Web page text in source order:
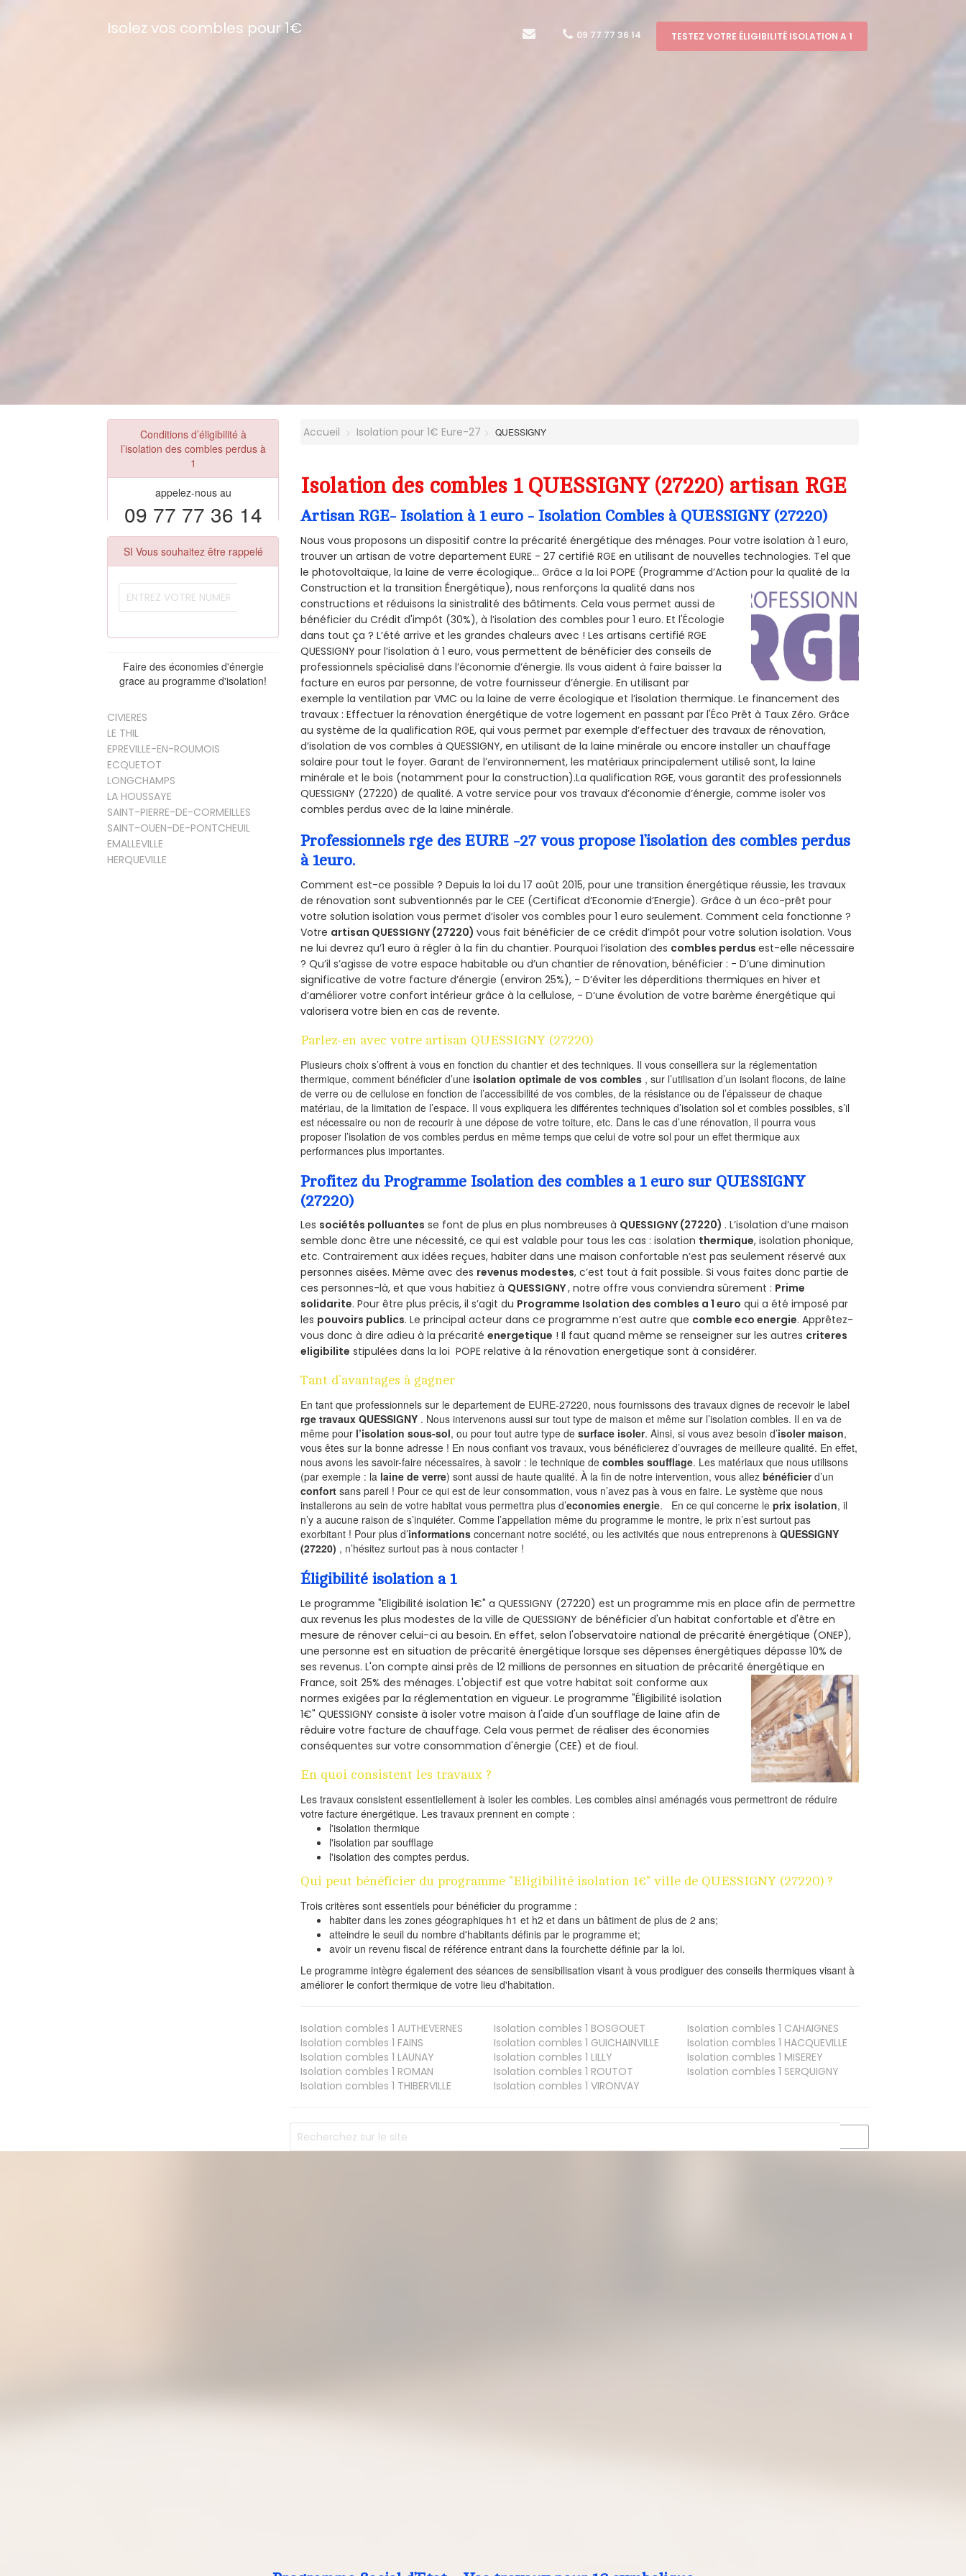
Isolez vos combles pour 1€ 09 77 77 36 14 TESTEZ VOTRE ÉLIGIBILITÉ ISOLATION A 1
Conditions d’éligibilité à
l’isolation des combles perdus à
1
appelez-nous au
09 77 77 36 14
SI Vous souhaitez être rappelé
Faire des économies d'énergie
grace au programme d'isolation!
CIVIERES
LE THIL
EPREVILLE-EN-ROUMOIS
ECQUETOT
LONGCHAMPS
LA HOUSSAYE
SAINT-PIERRE-DE-CORMEILLES
SAINT-OUEN-DE-PONTCHEUIL
EMALLEVILLE
HERQUEVILLE
Accueil Isolation pour 1€ Eure-27 QUESSIGNY
Isolation des combles 1 QUESSIGNY (27220) artisan RGE
Artisan RGE- Isolation à 1 euro - Isolation Combles à QUESSIGNY (27220)
Nous vous proposons un dispositif contre la précarité énergétique des ménages. Pour votre isolation à 1 euro,
trouver un artisan de votre departement EURE - 27 certifié RGE en utilisant de nouvelles technologies. Tel que
le photovoltaïque, la laine de verre écologique... Grâce a la loi POPE (Programme d’Action pour la qualité de la
Construction et la transition Énergétique), nous renforçons la qualité dans nos
constructions et réduisons la sinistralité des bâtiments. Cela vous permet aussi de
bénéficier du Crédit d'impôt (30%), à l’isolation des combles pour 1 euro. Et l'Écologie
dans tout ça ? L’été arrive et les grandes chaleurs avec ! Les artisans certifié RGE
QUESSIGNY pour l’isolation à 1 euro, vous permettent de bénéficier des conseils de
professionnels spécialisé dans l’économie d’énergie. Ils vous aident à faire baisser la
facture en euros par personne, de votre fournisseur d’énergie. En utilisant par
exemple la ventilation par VMC ou la laine de verre écologique et l’isolation thermique. Le financement des
travaux : Effectuer la rénovation énergétique de votre logement en passant par l'Éco Prêt à Taux Zéro. Grâce
au système de la qualification RGE, qui vous permet par exemple d’effectuer des travaux de rénovation,
d’isolation de vos combles à QUESSIGNY, en utilisant de la laine minérale ou encore installer un chauffage
solaire pour tout le foyer. Garant de l’environnement, les matériaux principalement utilisé sont, la laine
minérale et le bois (notamment pour la construction).La qualification RGE, vous garantit des professionnels
QUESSIGNY (27220) de qualité. A votre service pour vos travaux d’économie d’énergie, comme isoler vos
combles perdus avec de la laine minérale.
Professionnels rge des EURE -27 vous propose l’isolation des combles perdus
à 1euro.
Comment est-ce possible ? Depuis la loi du 17 août 2015, pour une transition énergétique réussie, les travaux
de rénovation sont subventionnés par le CEE (Certificat d’Economie d’Energie). Grâce à un éco-prêt pour
votre solution isolation vous permet d’isoler vos combles pour 1 euro seulement. Comment cela fonctionne ?
Votre artisan QUESSIGNY (27220)vous fait bénéficier de ce crédit d’impôt pour votre solution isolation. Vous
ne lui devrez qu’1 euro à régler à la fin du chantier. Pourquoi l’isolation des combles perdusest-elle nécessaire
? Qu’il s’agisse de votre espace habitable ou d’un chantier de rénovation, bénéficier : - D’une diminution
significative de votre facture d’énergie (environ 25%), - D’éviter les déperditions thermiques en hiver et
d’améliorer votre confort intérieur grâce à la cellulose, - D’une évolution de votre barème énergétique qui
valorisera votre bien en cas de revente.
Parlez-en avec votre artisan QUESSIGNY (27220)
Plusieurs choix s’offrent à vous en fonction du chantier et des techniques. Il vous conseillera sur la réglementation
thermique, comment bénéficier d’une isolation optimale de vos combles , sur l’utilisation d’un isolant flocons, de laine
de verre ou de cellulose en fonction de l’accessibilité de vos combles, de la résistance ou de l’épaisseur de chaque
matériau, de la limitation de l’espace. Il vous expliquera les différentes techniques d’isolation sol et combles possibles, s’il
est nécessaire ou non de recourir à une dépose de votre toiture, etc. Dans le cas d’une rénovation, il pourra vous
proposer l’isolation de vos combles perdus en même temps que celui de votre sol pour un effet thermique aux
performances plus importantes.
Profitez du Programme Isolation des combles a 1 euro sur QUESSIGNY
(27220)
Les sociétés polluantes se font de plus en plus nombreuses à QUESSIGNY (27220) . L’isolation d’une maison
semble donc être une nécessité, ce qui est valable pour tous les cas : isolation thermique, isolation phonique,
etc. Contrairement aux idées reçues, habiter dans une maison confortable n’est pas seulement réservé aux
personnes aisées. Même avec des revenus modestes, c’est tout à fait possible. Si vous faites donc partie de
ces personnes-là, et que vous habitiez à QUESSIGNY, notre offre vous conviendra sûrement : Prime
solidarite. Pour être plus précis, il s’agit du Programme Isolation des combles a 1 euro qui a été imposé par
les pouvoirs publics. Le principal acteur dans ce programme n’est autre que comble eco energie. Apprêtez-
vous donc à dire adieu à la précaritéenergetique ! Il faut quand même se renseigner sur les autres criteres
eligibilite stipulées dans la loi POPE relative à la rénovation energetique sont à considérer.
Tant d’avantages à gagner
En tant que professionnels sur le departement de EURE-27220, nous fournissons des travaux dignes de recevoir le label
rge travaux QUESSIGNY . Nous intervenons aussi sur tout type de maison et même sur l’isolation combles. Il en va de
même pour l’isolation sous-sol, ou pour tout autre type desurface isoler. Ainsi, si vous avez besoin d’isoler maison,
vous êtes sur la bonne adresse ! En nous confiant vos travaux, vous bénéficierez d’ouvrages de meilleure qualité. En effet,
nous avons les savoir-faire nécessaires, à savoir : le technique decombles soufflage. Les matériaux que nous utilisons
(par exemple : la laine de verre) sont aussi de haute qualité. À la fin de notre intervention, vous allezbénéficierd’un
confort sans pareil ! Pour ce qui est de leur consommation, vous n’avez pas à vous en faire. Le système que nous
installerons au sein de votre habitat vous permettra plus d’economies energie. En ce qui concerne leprix isolation, il
n’y a aucune raison de s’inquiéter. Comme l’appellation même du programme le montre, le prix n’est surtout pas
exorbitant ! Pour plus d’informations concernant notre société, ou les activités que nous entreprenons àQUESSIGNY
(27220) , n’hésitez surtout pas à nous contacter !
Éligibilité isolation a 1
Le programme "Eligibilité isolation 1€" a QUESSIGNY (27220) est un programme mis en place afin de permettre
aux revenus les plus modestes de la ville de QUESSIGNY de bénéficier d'un habitat confortable et d'être en
mesure de rénover celui-ci au besoin. En effet, selon l'observatoire national de précarité énergétique (ONEP),
une personne est en situation de précarité énergétique lorsque ses dépenses énergétiques dépasse 10% de
ses revenus. L'on compte ainsi près de 12 millions de personnes en situation de précarité énergétique en
France, soit 25% des ménages.L'objectif est que votre habitat soit conforme aux
normes exigées par la réglementation en vigueur. Le programme "Éligibilité isolation
1€" QUESSIGNY consiste à isoler votre maison à l'aide d'un soufflage de laine afin de
réduire votre facture de chauffage. Cela vous permet de réaliser des économies
conséquentes sur votre consommation d'énergie (CEE) et de fioul.
En quoi consistent les travaux ?
Les travaux consistent essentiellement à isoler les combles. Les combles ainsi aménagés vous permettront de réduire
votre facture énergétique. Les travaux prennent en compte :
l'isolation thermique
l'isolation par soufflage
l'isolation des comptes perdus.
Qui peut bénéficier du programme "Eligibilité isolation 1€" ville de QUESSIGNY (27220) ?
Trois critères sont essentiels pour bénéficier du programme :
habiter dans les zones géographiques h1 et h2 et dans un bâtiment de plus de 2 ans;
atteindre le seuil du nombre d'habitants définis par le programme et;
avoir un revenu fiscal de référence entrant dans la fourchette définie par la loi.
Le programme intègre également des séances de sensibilisation visant à vous prodiguer des conseils thermiques visant à
améliorer le confort thermique de votre lieu d'habitation.
Isolation combles 1 AUTHEVERNES Isolation combles 1 BOSGOUET Isolation combles 1 CAHAIGNES
Isolation combles 1 FAINS Isolation combles 1 GUICHAINVILLE Isolation combles 1 HACQUEVILLE
Isolation combles 1 LAUNAY Isolation combles 1 LILLY Isolation combles 1 MISEREY
Isolation combles 1 ROMAN Isolation combles 1 ROUTOT Isolation combles 1 SERQUIGNY
Isolation combles 1 THIBERVILLE Isolation combles 1 VIRONVAY